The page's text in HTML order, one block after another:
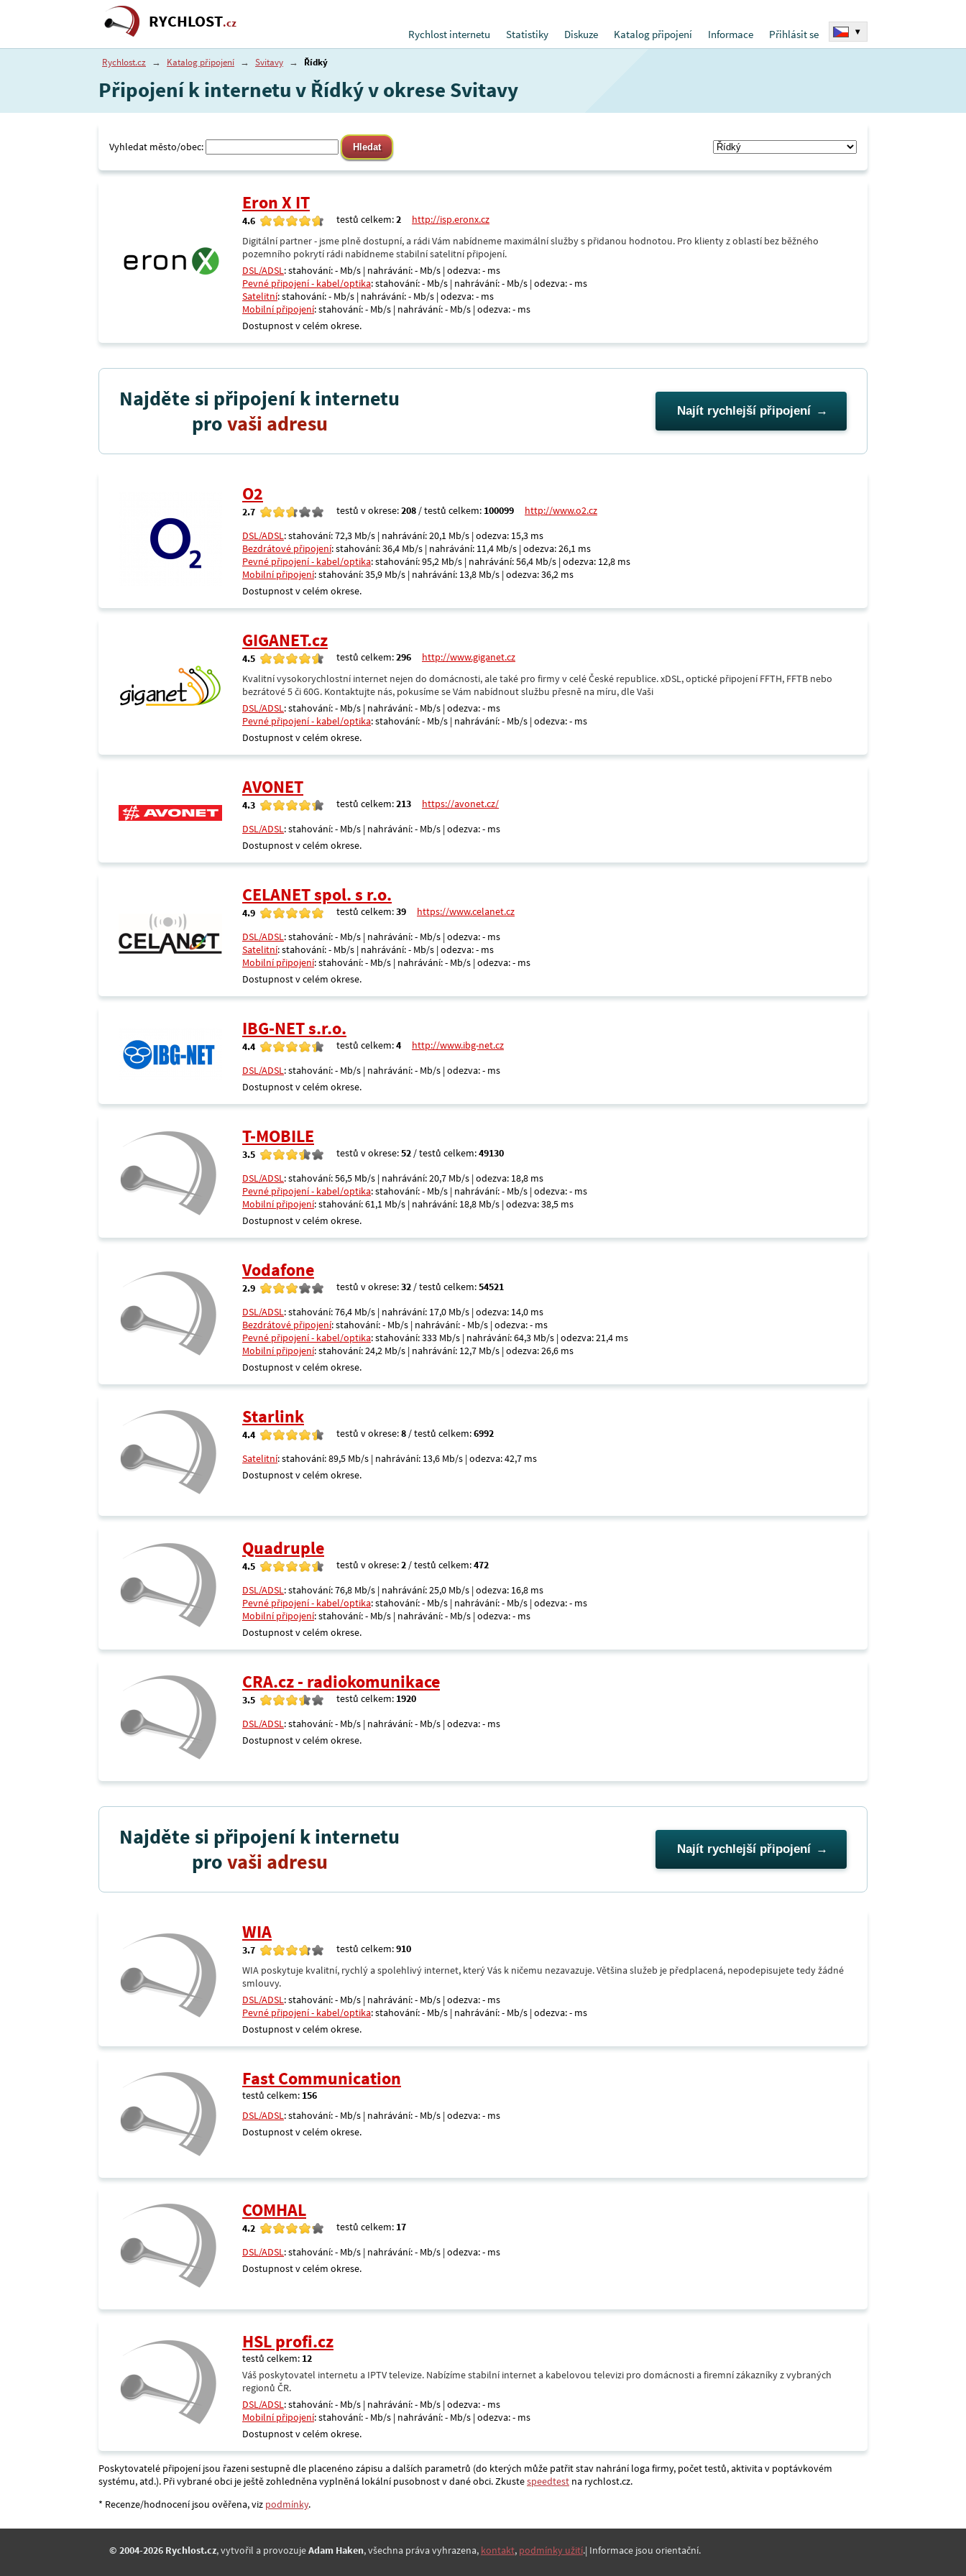
RYCHLOST.cz
Rychlost internetu
Statistiky Diskuze Katalog připojení Informace Přihlásit se ▾
Rychlost.cz → Katalog připojení → Svitavy → Řídký
Připojení k internetu v Řídký v okrese Svitavy
Vyhledat město/obec:
Eron X IT
4.6 testů celkem:2
http://isp.eronx.cz
Digitální partner - jsme plně dostupní, a rádi Vám nabídneme maximální služby s přidanou hodnotou. Pro klienty z oblastí bez běžného
pozemního pokrytí rádi nabídneme stabilní satelitní připojení.
DSL/ADSL: stahování: - Mb/s | nahrávání: - Mb/s | odezva: - ms
Pevné připojení - kabel/optika: stahování: - Mb/s | nahrávání: - Mb/s | odezva: - ms
Satelitní: stahování: - Mb/s | nahrávání: - Mb/s | odezva: - ms
Mobilní připojení: stahování: - Mb/s | nahrávání: - Mb/s | odezva: - ms
Dostupnost v celém okrese.
Najděte si připojení k internetu
provaši adresu Najít rychlejší připojení
O2
2.7 testů v okrese:208 / testů celkem: 100099
http://www.o2.cz
DSL/ADSL: stahování: 72,3 Mb/s | nahrávání: 20,1 Mb/s | odezva: 15,3 ms
Bezdrátové připojení: stahování: 36,4 Mb/s | nahrávání: 11,4 Mb/s | odezva: 26,1 ms
Pevné připojení - kabel/optika: stahování: 95,2 Mb/s | nahrávání: 56,4 Mb/s | odezva: 12,8 ms
Mobilní připojení: stahování: 35,9 Mb/s | nahrávání: 13,8 Mb/s | odezva: 36,2 ms
Dostupnost v celém okrese.
GIGANET.cz
4.5 testů celkem:296
http://www.giganet.cz
Kvalitní vysokorychlostní internet nejen do domácnosti, ale také pro firmy v celé České republice. xDSL, optické připojení FFTH, FFTB nebo
bezrátové 5 či 60G. Kontaktujte nás, pokusíme se Vám nabídnout službu přesně na míru, dle Vaši
DSL/ADSL: stahování: - Mb/s | nahrávání: - Mb/s | odezva: - ms
Pevné připojení - kabel/optika: stahování: - Mb/s | nahrávání: - Mb/s | odezva: - ms
Dostupnost v celém okrese.
AVONET
4.3 testů celkem:213
https://avonet.cz/
DSL/ADSL: stahování: - Mb/s | nahrávání: - Mb/s | odezva: - ms
Dostupnost v celém okrese.
CELANET spol. s r.o.
4.9 testů celkem:39
https://www.celanet.cz
DSL/ADSL: stahování: - Mb/s | nahrávání: - Mb/s | odezva: - ms
Satelitní: stahování: - Mb/s | nahrávání: - Mb/s | odezva: - ms
Mobilní připojení: stahování: - Mb/s | nahrávání: - Mb/s | odezva: - ms
Dostupnost v celém okrese.
IBG-NET s.r.o.
4.4 testů celkem:4
http://www.ibg-net.cz
DSL/ADSL: stahování: - Mb/s | nahrávání: - Mb/s | odezva: - ms
Dostupnost v celém okrese.
T-MOBILE
3.5 testů v okrese:52 / testů celkem:49130
DSL/ADSL: stahování: 56,5 Mb/s | nahrávání: 20,7 Mb/s | odezva: 18,8 ms
Pevné připojení - kabel/optika: stahování: - Mb/s | nahrávání: - Mb/s | odezva: - ms
Mobilní připojení: stahování: 61,1 Mb/s | nahrávání: 18,8 Mb/s | odezva: 38,5 ms
Dostupnost v celém okrese.
Vodafone
2.9 testů v okrese:32 / testů celkem:54521
DSL/ADSL: stahování: 76,4 Mb/s | nahrávání: 17,0 Mb/s | odezva: 14,0 ms
Bezdrátové připojení: stahování: - Mb/s | nahrávání: - Mb/s | odezva: - ms
Pevné připojení - kabel/optika: stahování: 333 Mb/s | nahrávání: 64,3 Mb/s | odezva: 21,4 ms
Mobilní připojení: stahování: 24,2 Mb/s | nahrávání: 12,7 Mb/s | odezva: 26,6 ms
Dostupnost v celém okrese.
Starlink
4.4 testů v okrese:8 / testů celkem:6992
Satelitní: stahování: 89,5 Mb/s | nahrávání: 13,6 Mb/s | odezva: 42,7 ms
Dostupnost v celém okrese.
Quadruple
4.5 testů v okrese:2 / testů celkem:472
DSL/ADSL: stahování: 76,8 Mb/s | nahrávání: 25,0 Mb/s | odezva: 16,8 ms
Pevné připojení - kabel/optika: stahování: - Mb/s | nahrávání: - Mb/s | odezva: - ms
Mobilní připojení: stahování: - Mb/s | nahrávání: - Mb/s | odezva: - ms
Dostupnost v celém okrese.
CRA.cz - radiokomunikace
3.5 testů celkem: 1920
DSL/ADSL: stahování: - Mb/s | nahrávání: - Mb/s | odezva: - ms
Dostupnost v celém okrese.
Najděte si připojení k internetu
provaši adresu Najít rychlejší připojení
WIA
3.7 testů celkem:910
WIA poskytuje kvalitní, rychlý a spolehlivý internet, který Vás k ničemu nezavazuje. Většina služeb je předplacená, nepodepisujete tedy žádné
smlouvy.
DSL/ADSL: stahování: - Mb/s | nahrávání: - Mb/s | odezva: - ms
Pevné připojení - kabel/optika: stahování: - Mb/s | nahrávání: - Mb/s | odezva: - ms
Dostupnost v celém okrese.
Fast Communication
testů celkem: 156
DSL/ADSL: stahování: - Mb/s | nahrávání: - Mb/s | odezva: - ms
Dostupnost v celém okrese.
COMHAL
4.2 testů celkem: 17
DSL/ADSL: stahování: - Mb/s | nahrávání: - Mb/s | odezva: - ms
Dostupnost v celém okrese.
HSL profi.cz
testů celkem: 12
Váš poskytovatel internetu a IPTV televize. Nabízíme stabilní internet a kabelovou televizi pro domácnosti a firemní zákazníky z vybraných
regionů ČR.
DSL/ADSL: stahování: - Mb/s | nahrávání: - Mb/s | odezva: - ms
Mobilní připojení: stahování: - Mb/s | nahrávání: - Mb/s | odezva: - ms
Dostupnost v celém okrese.
Poskytovatelé připojení jsou řazeni sestupně dle placenéno zápisu a dalších parametrů (do kterých může patřit stav nahrání loga firmy, počet testů, aktivita v poptávkovém
systému, atd.). Při vybrané obci je ještě zohledněna vyplněná lokální pusobnost v dané obci. Zkustespeedtest na rychlost.cz.
* Recenze/hodnocení jsou ověřena, viz podmínky.
© 2004-2026 Rychlost.cz, vytvořil a provozujeAdam Haken, všechna práva vyhrazena, kontakt, podmínky užití.| Informace jsou orientační.